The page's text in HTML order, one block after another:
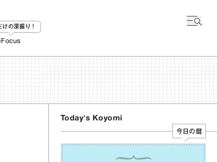
けの深掘り！
Focus
Today's Koyomi
今日の暦